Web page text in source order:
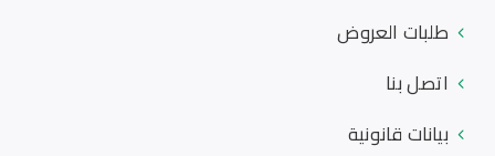
طلبات العروض
اتصل بنا
بيانات قانونية